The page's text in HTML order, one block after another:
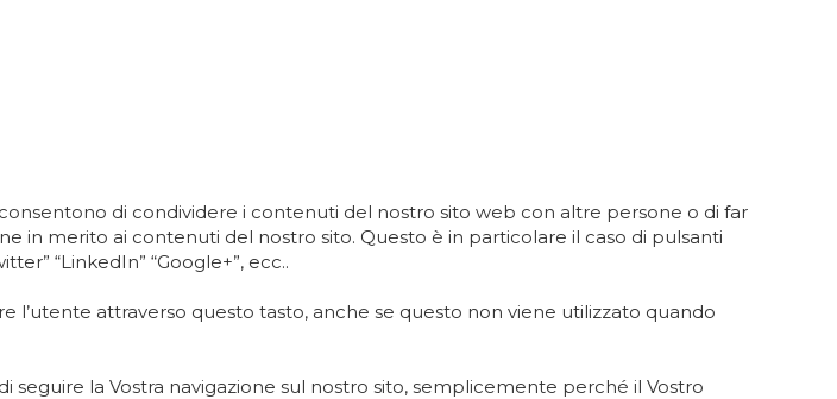
di condividere i contenuti del nostro sito web con altre persone o di far
in merito ai contenuti del nostro sito. Questo è in particolare il caso di pulsanti
“LinkedIn” “Google+”, ecc..
attraverso questo tasto, anche se questo non viene utilizzato quando
la Vostra navigazione sul nostro sito, semplicemente perché il Vostro